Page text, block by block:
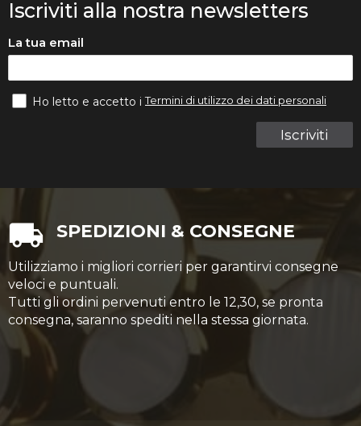
Iscriviti alla nostra newsletters
La tua email
Iscriviti
Ho letto e accetto iTermini di utilizzo dei dati personali
SPEDIZIONI & CONSEGNE
Utilizziamo i migliori corrieri per garantirvi consegne
veloci e puntuali.
Tutti gli ordini pervenuti entro le 12,30, se pronta
consegna, saranno spediti nella stessa giornata.